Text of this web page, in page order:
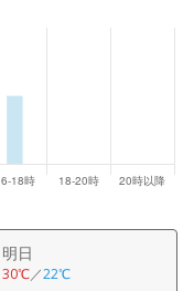
明日
30℃／22℃